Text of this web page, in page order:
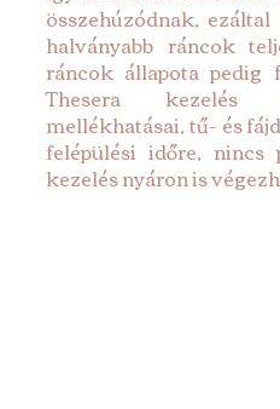
összehúzódnak,
halványabb ráncok
ráncok állapota pedig
Thesera kezelés
mellékhatásai, tű- és
felépülési időre, nincs
kezelés nyáron is